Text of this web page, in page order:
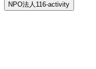
NPO法人116-activity